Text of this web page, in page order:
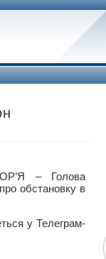
– Голова
про обстановку в
у Телеграм-